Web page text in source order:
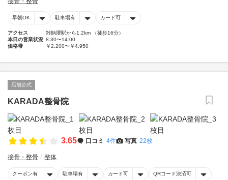
早朝OK 駐車場有 カード可
アクセス
雑餉隈駅から1.2km （徒歩16分）
本日の営業状況 8:30〜14:00
価格帯
￥2,200〜￥4,950
店舗公式
KARADA整骨院
3.65 口コミ 4件 写真 22枚
接骨・整骨 整体
クーポン有 駐車場有 カード可 QRコード決済可